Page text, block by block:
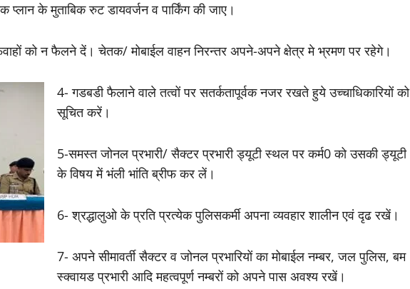
प्लान के मुताबिक रुट डायवर्जन व पार्किंग की जाए।
को न फैलने दें। चेतक/ मोबाईल वाहन निरन्तर अपने-अपने क्षेत्र मे भ्रमण पर रहेगे।
4- गडबडी फैलाने वाले तत्वों पर सतर्कतापूर्वक नजर रखते हुये उच्चाधिकारियों को
सूचित करें।
5-समस्त जोनल प्रभारी/ सैक्टर प्रभारी ड्यूटी स्थल पर कर्म0 को उसकी ड्यूटी
के विषय में भंली भांति ब्रीफ कर लें।
6- श्रद्धालुओ के प्रति प्रत्येक पुलिसकर्मी अपना व्यवहार शालीन एवं दृढ रखें।
7- अपने सीमावर्ती सैक्टर व जोनल प्रभारियों का मोबाईल नम्बर, जल पुलिस, बम
स्क्वायड प्रभारी आदि महत्वपूर्ण नम्बरों को अपने पास अवश्य रखें।